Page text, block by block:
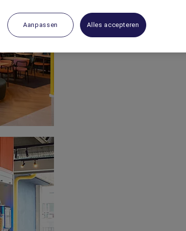
Aanpassen Alles accepteren